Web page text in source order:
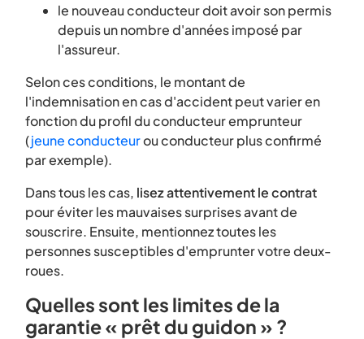
le nouveau conducteur doit avoir son permis
depuis un nombre d'années imposé par
l'assureur.
Selon ces conditions, le montant de
l'indemnisation en cas d'accident peut varier en
fonction du profil du conducteur emprunteur
(jeune conducteurou conducteur plus confirmé
par exemple).
Dans tous les cas, lisez attentivement le contrat
pour éviter les mauvaises surprises avant de
souscrire. Ensuite, mentionnez toutes les
personnes susceptibles d'emprunter votre deux-
roues.
Quelles sont les limites de la
garantie « prêt du guidon » ?